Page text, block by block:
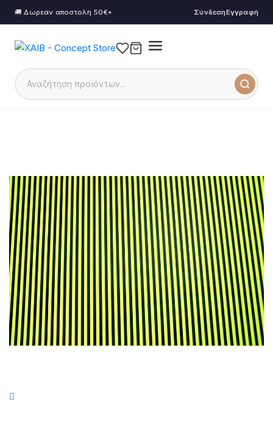
🚚 Δωρεάν αποστολή 50€+ ΣύνδεσηΕγγραφή